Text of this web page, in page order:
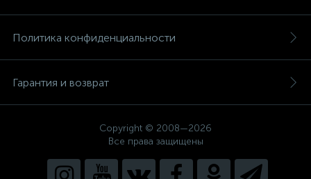
Политика конфиденциальности
Гарантия и возврат
Copyright © 2008—2026
Все права защищены